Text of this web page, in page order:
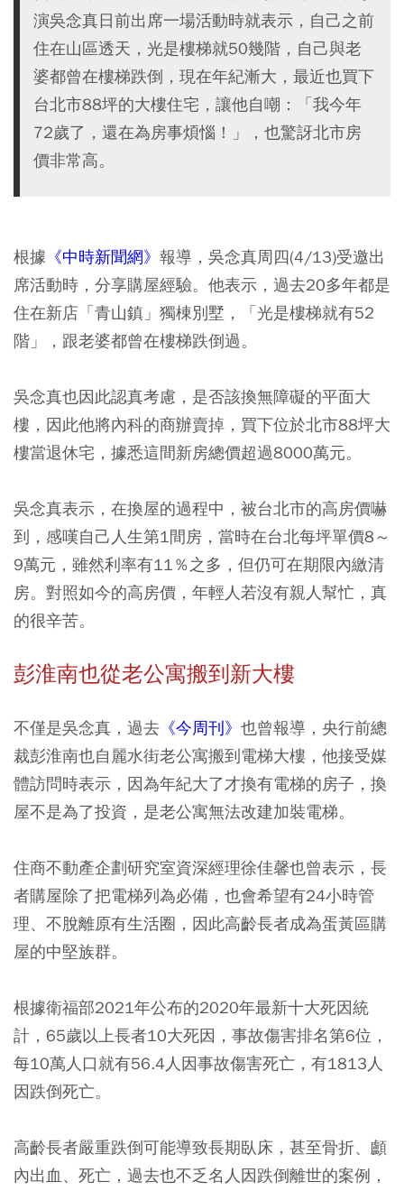
演吳念真日前出席一場活動時就表示，自己之前
住在山區透天，光是樓梯就50幾階，自己與老
婆都曾在樓梯跌倒，現在年紀漸大，最近也買下
台北市88坪的大樓住宅，讓他自嘲：「我今年
72歲了，還在為房事煩惱！」，也驚訝北市房
價非常高。
根據 《中時新聞網》 報導，吳念真周四(4/13)受邀出
席活動時，分享購屋經驗。他表示，過去20多年都是
住在新店「青山鎮」獨棟別墅，「光是樓梯就有52
階」，跟老婆都曾在樓梯跌倒過。
吳念真也因此認真考慮，是否該換無障礙的平面大
樓，因此他將內科的商辦賣掉，買下位於北市88坪大
樓當退休宅，據悉這間新房總價超過8000萬元。
吳念真表示，在換屋的過程中，被台北市的高房價嚇
到，感嘆自己人生第1間房，當時在台北每坪單價8～
9萬元，雖然利率有11％之多，但仍可在期限內繳清
房。對照如今的高房價，年輕人若沒有親人幫忙，真
的很辛苦。
彭淮南也從老公寓搬到新大樓
不僅是吳念真，過去 《今周刊》 也曾報導，央行前總
裁彭淮南也自麗水街老公寓搬到電梯大樓，他接受媒
體訪問時表示，因為年紀大了才換有電梯的房子，換
屋不是為了投資，是老公寓無法改建加裝電梯。
住商不動產企劃研究室資深經理徐佳馨也曾表示，長
者購屋除了把電梯列為必備，也會希望有24小時管
理、不脫離原有生活圈，因此高齡長者成為蛋黃區購
屋的中堅族群。
根據衛福部2021年公布的2020年最新十大死因統
計，65歲以上長者10大死因，事故傷害排名第6位，
每10萬人口就有56.4人因事故傷害死亡，有1813人
因跌倒死亡。
高齡長者嚴重跌倒可能導致長期臥床，甚至骨折、顱
內出血、死亡，過去也不乏名人因跌倒離世的案例，